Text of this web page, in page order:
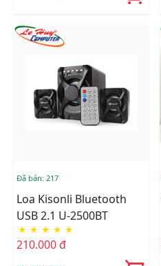
Đã bán: 217
Loa Kisonli Bluetooth
USB 2.1 U-2500BT
★ ★ ★ ★ ★
210.000 đ